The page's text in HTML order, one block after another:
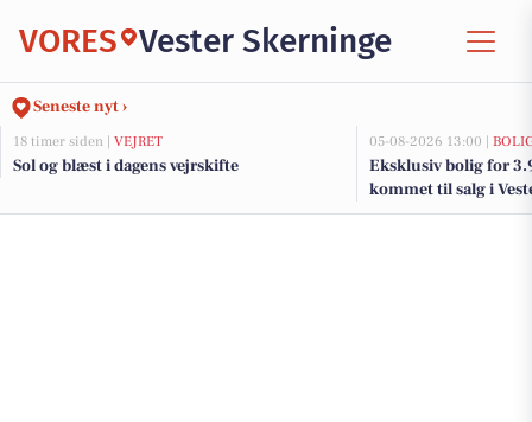
VORES Vester Skerninge
Seneste nyt ›
18 timer siden | VEJRET
Sol og blæst i dagens vejrskifte
05-08-2026 13:00 |
Eksklusiv bolig for
kommet til salg i
og de dyreste boliger